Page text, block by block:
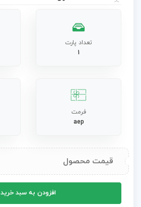
تعداد پارت
1
فرمت
aep
قیمت محصول
افزودن به سبد خرید